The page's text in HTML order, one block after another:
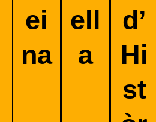
ei
na
ell
a
d’
Hi
st